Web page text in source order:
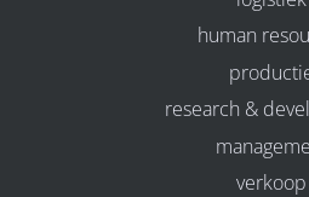
human
research &
verkoop